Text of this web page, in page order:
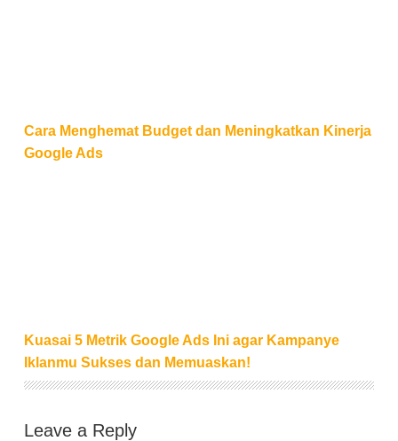
Cara Menghemat Budget dan Meningkatkan Kinerja
Google Ads
Kuasai 5 Metrik Google Ads Ini agar Kampanye
Iklanmu Sukses dan Memuaskan!
Leave a Reply